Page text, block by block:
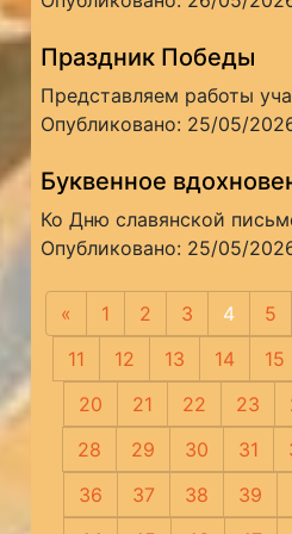
Праздник Победы
Представляем работы
Опубликовано: 25/05/
Буквенное
Ко Дню славянской
Опубликовано: 25/05/
« Предыдущая
1 2 3 4 5
11
12 13 14 15
20
21 22 23
28
29 30 31
36
37 38 39